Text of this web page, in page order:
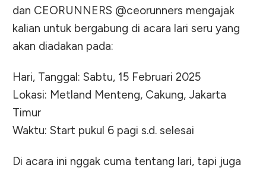
dan CEORUNNERS @ceorunners mengajak
kalian untuk bergabung di acara lari seru yang
akan diadakan pada:
Hari, Tanggal: Sabtu, 15 Februari 2025
Lokasi: Metland Menteng, Cakung, Jakarta
Timur
Waktu: Start pukul 6 pagi s.d. selesai
Di acara ini nggak cuma tentang lari, tapi juga